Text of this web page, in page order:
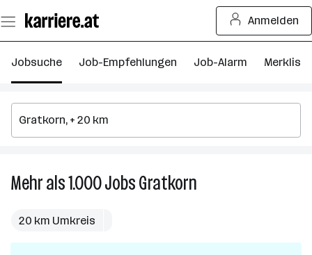
Seiteninhalt
springen
Anmelden
Jobsuche Job-Empfehlungen Job-Alarm Merkliste
Mehr als 1.000JobsGratkorn
in
20 km Umkreis